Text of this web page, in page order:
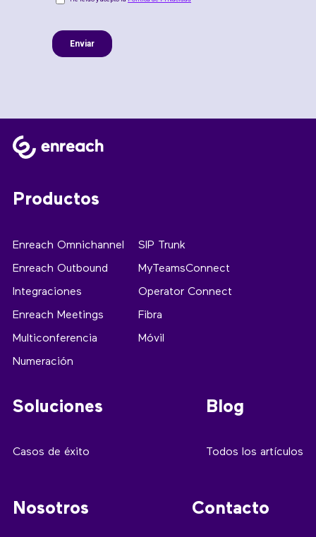
Productos
Enreach Omnichannel
Enreach Outbound
Integraciones
Enreach Meetings
Multiconferencia
Numeración
SIP Trunk
MyTeamsConnect
Operator Connect
Fibra
Móvil
Soluciones
Casos de éxito
Blog
Todos los artículos
Nosotros Contacto